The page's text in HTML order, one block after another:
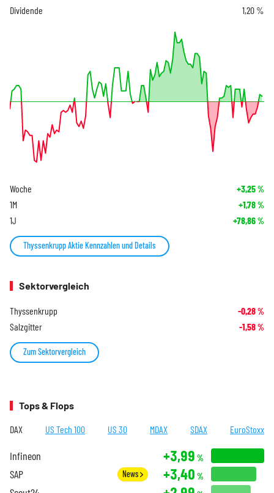
Dividende
1,20 %
Woche +3,25%
1M +1,78%
1J +78,86%
Thyssenkrupp Aktie Kennzahlen und Details
Sektorvergleich
Thyssenkrupp -0,28%
Salzgitter -1,58%
Zum Sektorvergleich
Tops & Flops
DAX US Tech 100 US 30 MDAX SDAX EuroStoxx
Infineon +3,99 %
SAP News +3,40 %